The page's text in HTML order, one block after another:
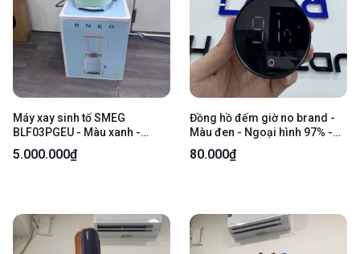
Máy xay sinh tố SMEG
BLF03PGEU - Màu xanh -
Ngoại hình 97% - Cốc xay trầy
xước - Kèm box
5.000.000₫
Đồng hồ đếm giờ no brand -
Màu đen - Ngoại hình 97% -
Mặt kính xước - Body
80.000₫